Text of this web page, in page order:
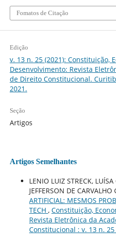
Fomatos de Citação
Edição
v. 13 n. 25 (2021): Constituição,
Desenvolvimento: Revista
de Direito Constitucional.
2021.
Seção
Artigos
Artigos Semelhantes
LENIO LUIZ STRECK,
JEFFERSON DE CARVALHO
ARTIFICIAL: MESMOS
TECH , Constituição,
Revista Eletrônica da
Constitucional : v. 13 n.